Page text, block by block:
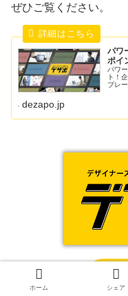
ぜひご覧ください。
パワ
ポイ
パワ
ト！
プレ
dezapo.jp
ホーム シェア